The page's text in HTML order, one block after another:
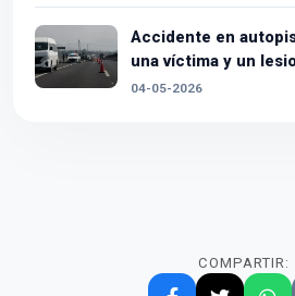
Accidente en
una víctima y un
04-05-2026
COMPARTIR: